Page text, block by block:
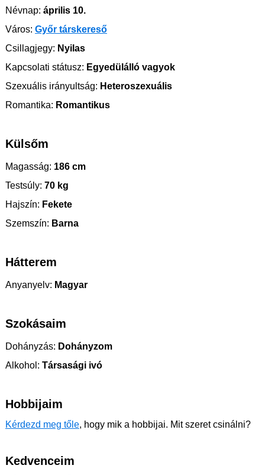
Névnap: április 10.
Város: Győr társkereső
Csillagjegy: Nyilas
Kapcsolati státusz: Egyedülálló vagyok
Szexuális irányultság: Heteroszexuális
Romantika: Romantikus
Külsőm
Magasság: 186 cm
Testsúly: 70 kg
Hajszín: Fekete
Szemszín: Barna
Hátterem
Anyanyelv: Magyar
Szokásaim
Dohányzás: Dohányzom
Alkohol: Társasági ivó
Hobbijaim
Kérdezd meg tőle, hogy mik a hobbijai. Mit szeret csinálni?
Kedvenceim